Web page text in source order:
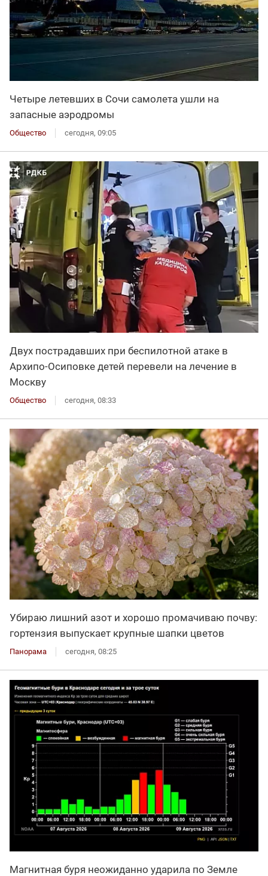
Четыре летевших в Сочи самолета ушли на
запасные аэродромы
Общество сегодня, 09:05
Двух пострадавших при беспилотной атаке в
Архипо-Осиповке детей перевели на лечение в
Москву
Общество сегодня, 08:33
Убираю лишний азот и хорошо промачиваю почву:
гортензия выпускает крупные шапки цветов
Панорама сегодня, 08:25
Магнитная буря неожиданно ударила по Земле